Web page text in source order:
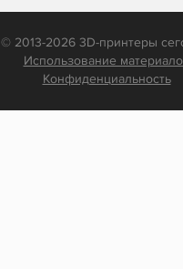
© 2013-2026 3D-принтеры
Использование
Конфиденциальность